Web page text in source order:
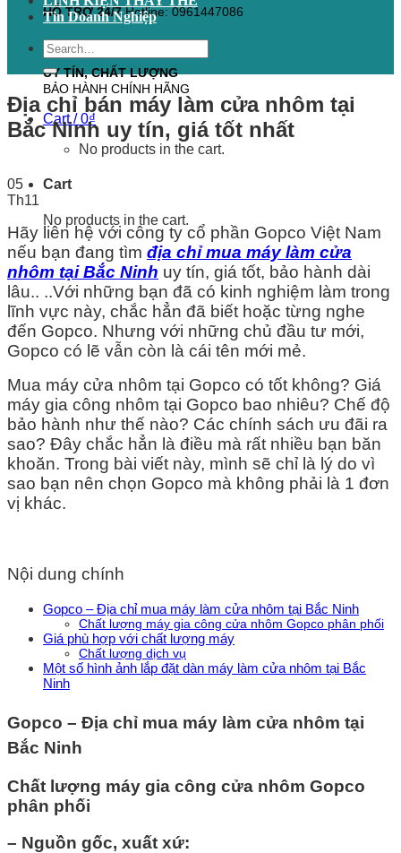
HỖ TRỢ 24/7Hotline: 0961447086
UY TÍN, CHẤT LƯỢNG
BẢO HÀNH CHÍNH HÃNG
Cart /0₫
No products in the cart.
Cart
No products in the cart.
Tin Doanh Nghiệp
Search
for:
Địa chỉ bán máy làm cửa nhôm tại
Bắc Ninh uy tín, giá tốt nhất
05
Th11
Hãy liên hệ với công ty cổ phần Gopco Việt Nam
nếu bạn đang tìm địa chỉ mua máy làm cửa
nhôm tại Bắc Ninh uy tín, giá tốt, bảo hành dài
lâu.. ..Với những bạn đã có kinh nghiệm làm trong
lĩnh vực này, chắc hẳn đã biết hoặc từng nghe
đến Gopco. Nhưng với những chủ đầu tư mới,
Gopco có lẽ vẫn còn là cái tên mới mẻ.
Mua máy cửa nhôm tại Gopco có tốt không? Giá
máy gia công nhôm tại Gopco bao nhiêu? Chế độ
bảo hành như thế nào? Các chính sách ưu đãi ra
sao? Đây chắc hẳn là điều mà rất nhiều bạn băn
khoăn. Trong bài viết này, mình sẽ chỉ là lý do vì
sao bạn nên chọn Gopco mà không phải là 1 đơn
vị khác.
Nội dung chính
Gopco – Địa chỉ mua máy làm cửa nhôm tại Bắc Ninh
Chất lượng máy gia công cửa nhôm Gopco phân phối
Giá phù hợp với chất lượng máy
Chất lượng dịch vụ
Một số hình ảnh lắp đặt dàn máy làm cửa nhôm tại Bắc
Ninh
Gopco – Địa chỉ mua máy làm cửa nhôm tại
Bắc Ninh
Chất lượng máy gia công cửa nhôm Gopco
phân phối
– Nguồn gốc, xuất xứ: